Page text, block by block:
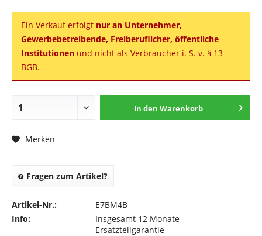
Ein Verkauf erfolgt nur an Unternehmer,
Gewerbebetreibende, Freiberuflicher, öffentliche
Institutionen und nicht als Verbraucher i. S. v. § 13
BGB.
In den Warenkorb
Merken
Fragen zum Artikel?
Artikel-Nr.:
E7BM4B
Info:
Insgesamt 12 Monate
Ersatzteilgarantie